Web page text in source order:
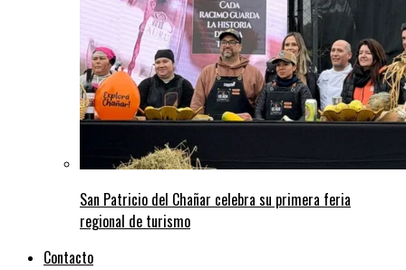
San Patricio del Chañar celebra su primera feria
regional de turismo
Contacto